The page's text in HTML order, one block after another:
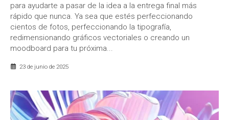
para ayudarte a pasar de la idea a la entrega final más
rápido que nunca. Ya sea que estés perfeccionando
cientos de fotos, perfeccionando la tipografía,
redimensionando gráficos vectoriales o creando un
moodboard para tu próxima...
23 de junio de 2025